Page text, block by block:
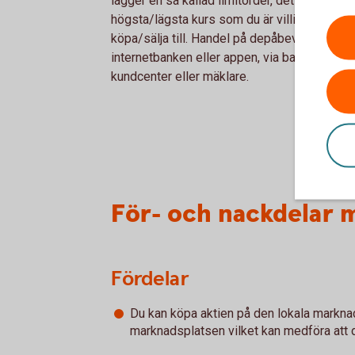
högsta/lägsta kurs som du är villig att
köpa/sälja till. Handel på depåbevis görs i
internetbanken eller appen, via bankkontor,
kundcenter eller mäklare.
För- och nackdelar
Fördelar
Du kan köpa aktien på den lokala
marknadsplatsen vilket kan medföra att